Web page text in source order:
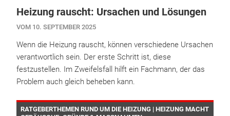
Heizung rauscht: Ursachen und Lösungen
VOM 10. SEPTEMBER 2025
Wenn die Heizung rauscht, können verschiedene Ursachen
verantwortlich sein. Der erste Schritt ist, diese
festzustellen. Im Zweifelsfall hilft ein Fachmann, der das
Problem auch gleich beheben kann.
RATGEBERTHEMEN RUND UM DIE HEIZUNG | HEIZUNG MACHT